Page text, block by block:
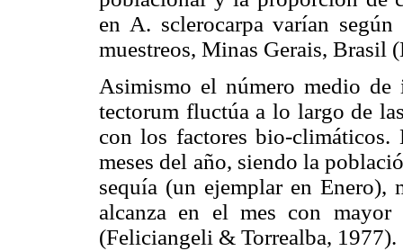
en A. sclerocarpa varían
muestreos, Minas Gerais,
Asimismo el número medio
tectorum fluctúa a lo largo de
con los factores bio-climáticos.
meses del año, siendo la
sequía (un ejemplar en Enero),
alcanza en el mes con
(Feliciangeli & Torrealba, 1977).